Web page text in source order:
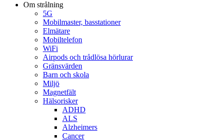
Om strålning
5G
Mobilmaster, basstationer
Elmätare
Mobiltelefon
WiFi
Airpods och trådlösa hörlurar
Gränsvärden
Barn och skola
Miljö
Magnetfält
Hälsorisker
ADHD
ALS
Alzheimers
Cancer